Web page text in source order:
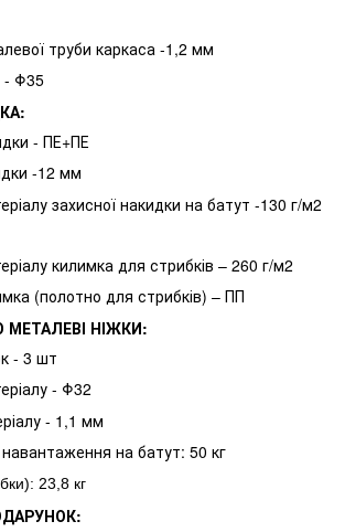
труби каркаса -1,2 мм
- Φ35
- ПЕ+ПЕ
-12 мм
захисної накидки на батут -130 г/м2
килимка для стрибків – 260 г/м2
(полотно для стрибків) – ПП
МЕТАЛЕВІ НІЖКИ:
- 3 шт
- Φ32
- 1,1 мм
на батут: 50 кг
23,8 кг